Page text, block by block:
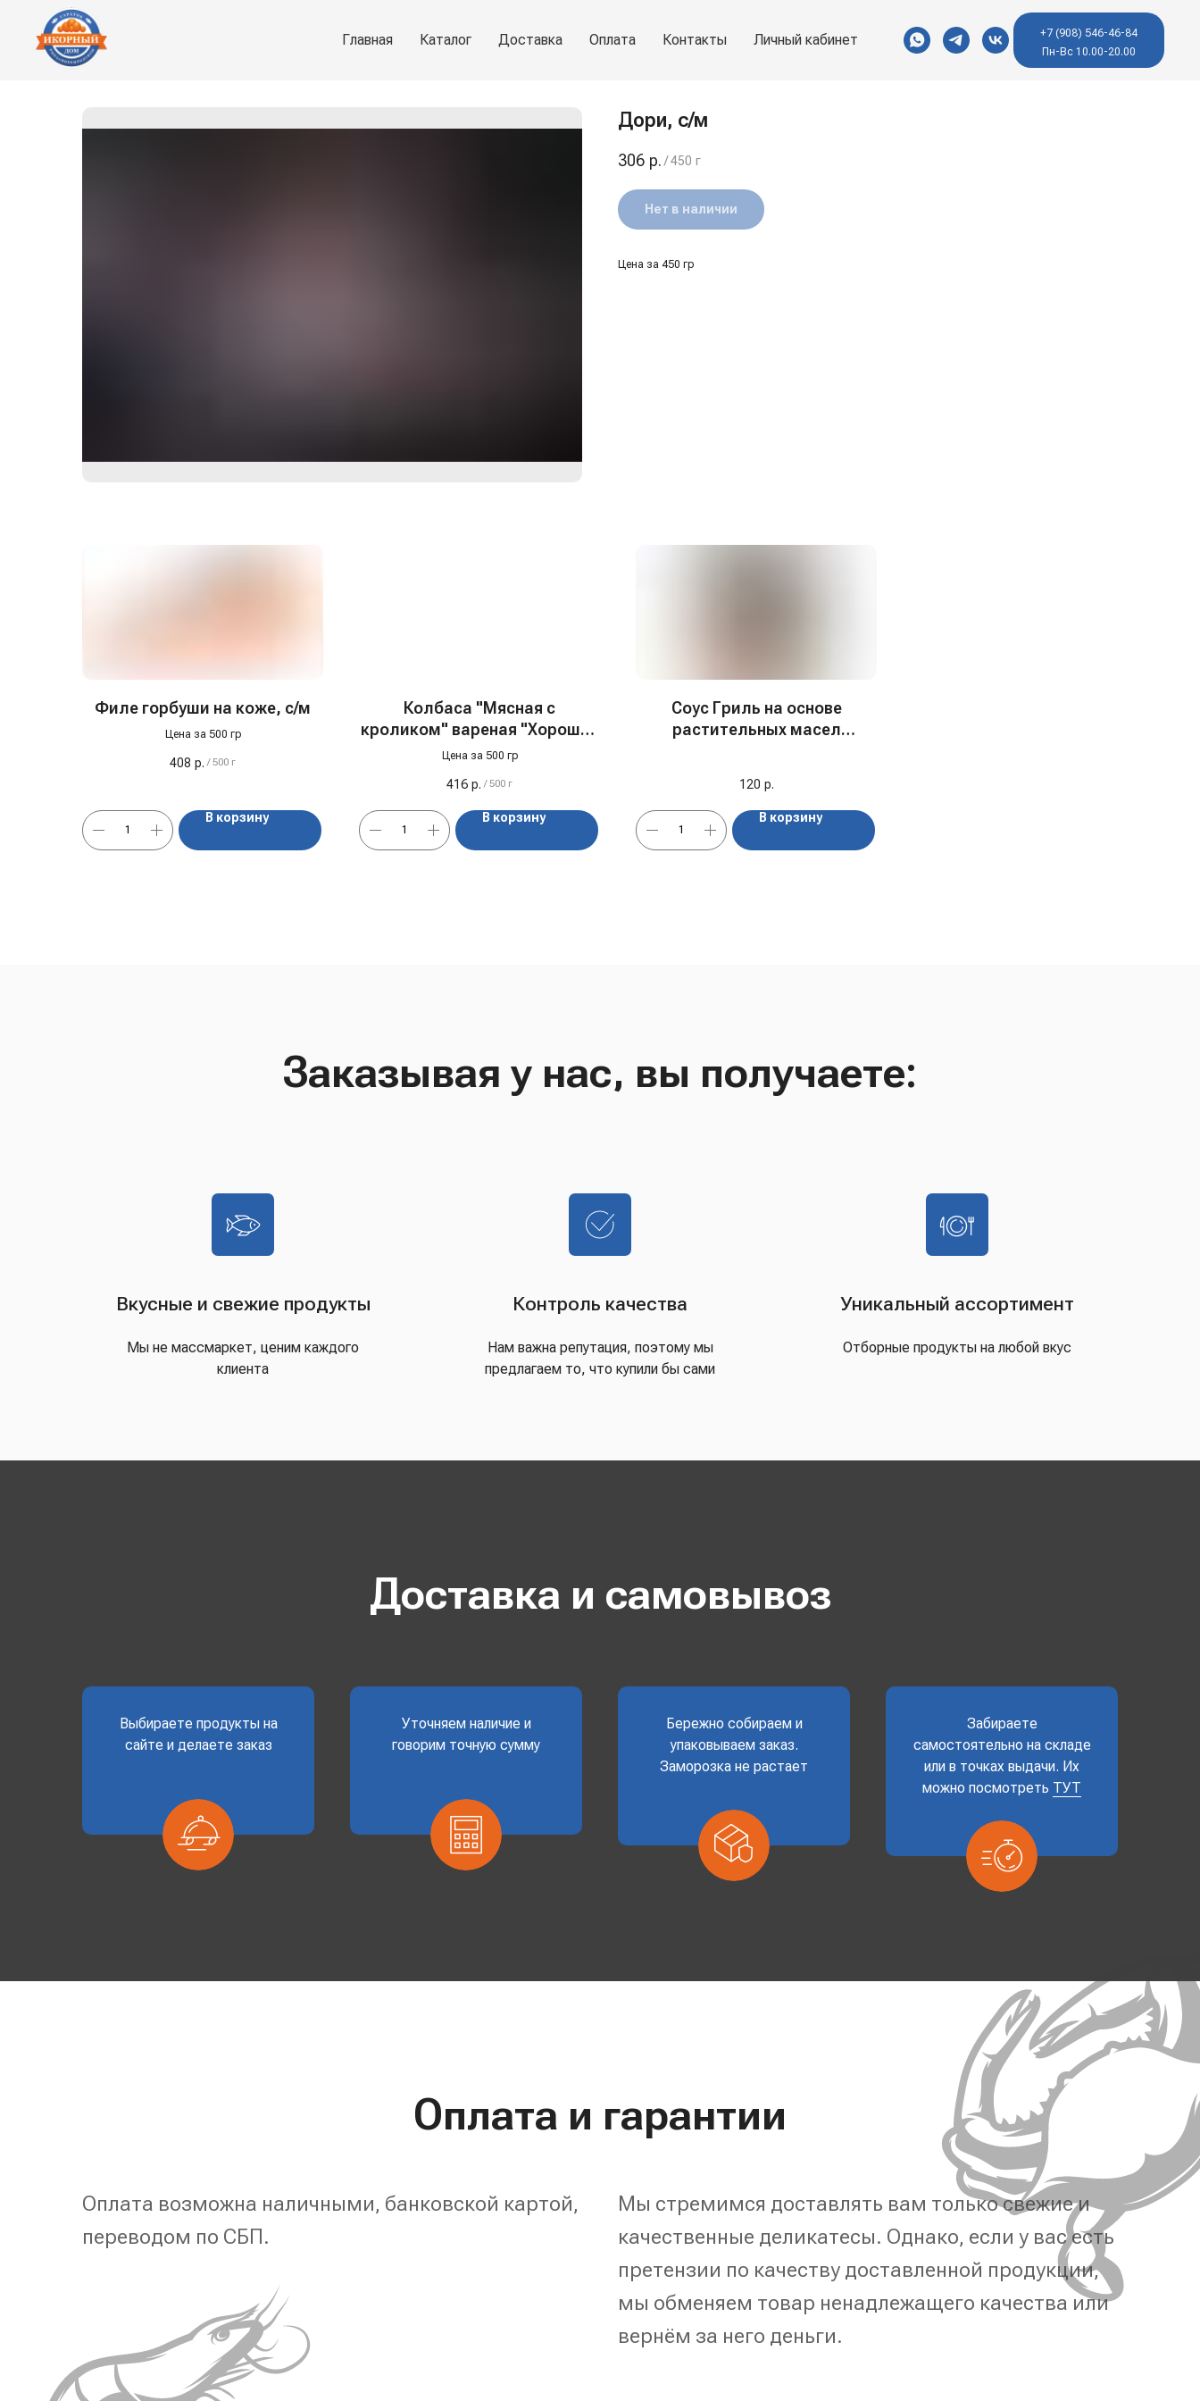
Главная Каталог Доставка Оплата Контакты Личный кабинет
+7 (908) 546-46-84
Пн-Вс 10.00-20.00
Дори, с/м
306 р. /450 г
Нет в наличии
Цена за 450 гр
Филе горбуши на коже, с/м
Цена за 500 гр
408 р. / 500 г
В корзину
Колбаса "Мясная с
кроликом" вареная "Хорошие
продукты"
Цена за 500 гр
416 р. / 500 г
В корзину
Соус Гриль на основе
растительных масел
120 р.
В корзину
Заказывая у нас, вы получаете:
Вкусные и свежие продукты
Мы не массмаркет, ценим каждого
клиента
Контроль качества
Нам важна репутация, поэтому мы
предлагаем то, что купили бы сами
Уникальный ассортимент
Отборные продукты на любой вкус
Доставка и самовывоз
Выбираете продукты на
сайте и делаете заказ
Уточняем наличие и
говорим точную сумму
Бережно собираем и
упаковываем заказ.
Заморозка не растает
Забираете
самостоятельно на складе
или в точках выдачи. Их
можно посмотреть ТУТ
Оплата и гарантии
Оплата возможна наличными, банковской картой,
переводом по СБП.
Мы стремимся доставлять вам только свежие и
качественные деликатесы. Однако, если у вас есть
претензии по качеству доставленной продукции,
мы обменяем товар ненадлежащего качества или
вернём за него деньги.